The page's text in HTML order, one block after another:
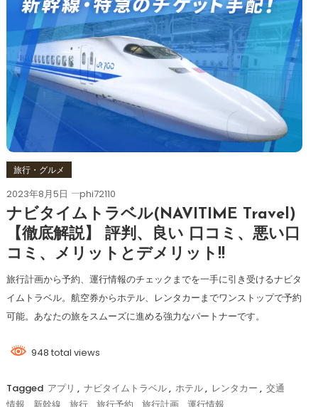
旅行・グルメ
2023年8月5日 phi72110
ナビタイムトラベル(NAVITIME Travel)
【徹底解説】 評判、良い 口コミ、悪い口
コミ、メリットとデメリット!!
旅行計画から予約、運行情報のチェックまでを一手に引き受けるナビタ
イムトラベル。航空券からホテル、レンタカーまでワンストップで予約
可能。あなたの旅をスムーズに進める強力なパートナーです。
948 total views
Tagged アプリ , ナビタイムトラベル, ホテル, レンタカー , 交通